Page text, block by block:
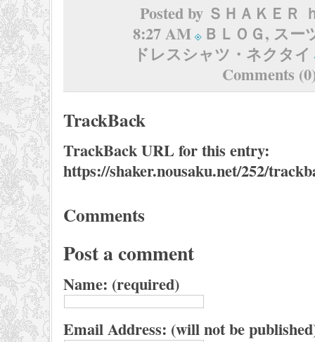
Posted by ＳＨＡＫＥＲ
8:27 AM
ＢＬＯＧ, スー
ドレスシャツ・ネクタイ
Comments
TrackBack
TrackBack URL for this entry:
https://shaker.nousaku.net/252/
Comments
Post a comment
Name: (required)
Email Address: (will not be